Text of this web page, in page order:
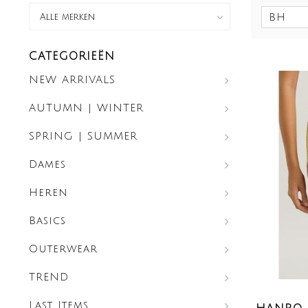
CATEGORIEËN
NEW ARRIVALS
AUTUMN | WINTER
SPRING | SUMMER
Dames
Heren
Basics
Outerwear
TREND
Last Items
BH